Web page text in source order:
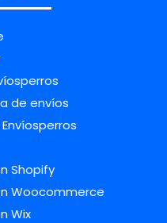
de envíos
Shopify
Woocommerce
Wix